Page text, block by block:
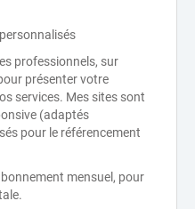
professionnels, sur
présenter votre
services. Mes sites sont
(adaptés
pour le référencement
mensuel, pour